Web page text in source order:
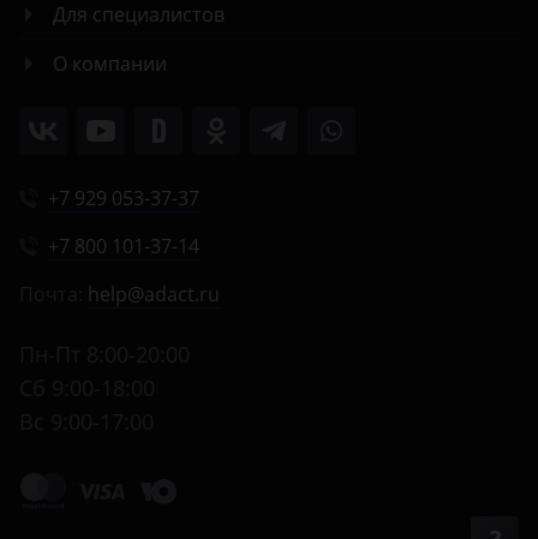
Для специалистов
О компании
+7 929 053-37-37
+7 800 101-37-14
help@adact.ru